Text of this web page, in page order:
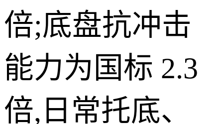
倍;底盘抗冲击
能力为国标 2.3
倍,日常托底、